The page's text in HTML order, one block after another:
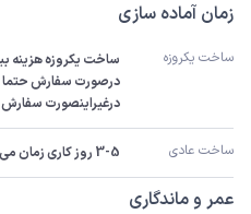
زمان آماده سازی
ساخت یکروزه
درغیراینصورت سفارش 3-5روز کاری ساخته میشود.
ساخت عادی 3-5 روز کاری زمان می برد تا سفارشتان ساخته شود.
عمر و ماندگاری